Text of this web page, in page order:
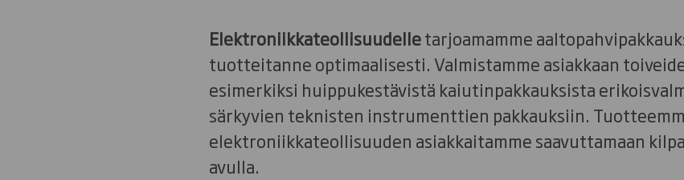
Elektroniikkateollisuudelletarjoamamme
tuotteitanne optimaalisesti. Valmistamme asiakkaan
esimerkiksi huippukestävistä kaiutinpakkauksista
särkyvien teknisten instrumenttien pakkauksiin.
elektroniikkateollisuuden asiakkaitamme saavuttamaan
avulla.